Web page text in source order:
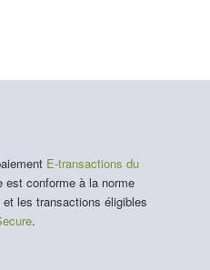
E-transactions du
est conforme à la norme
les transactions éligibles
.